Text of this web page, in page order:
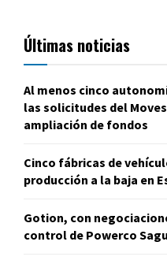
Últimas noticias
Al menos cinco
las solicitudes del
ampliación de fondos
Cinco fábricas de
producción a la baja en
Gotion, con
control de Powerco